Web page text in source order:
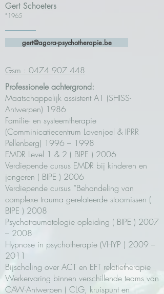
Gert Schoeters
°1965
gert@agora-psychotherapie.be
Gsm : 0474 907 448
Professionele achtergrond:
Maatschappelijk assistent A1 (SHISS-
Antwerpen) 1986
Familie- en systeemtherapie
(Comminicatiecentrum Lovenjoel & IPRR
Pellenberg) 1996 – 1998
EMDR Level 1 & 2 ( BIPE ) 2006
Verdiepende cursus EMDR bij kinderen en
jongeren ( BIPE ) 2006
Verdiepende cursus “Behandeling van
complexe trauma gerelateerde stoornissen (
BIPE ) 2008
Psychotraumatologie opleiding ( BIPE ) 2007
– 2008
Hypnose in psychotherapie (VHYP ) 2009 –
2011
Bijscholing over ACT en EFT relatietherapie
Werkervaring binnen verschillende teams van
CAW-Antwerpen ( CLG, kruispunt en